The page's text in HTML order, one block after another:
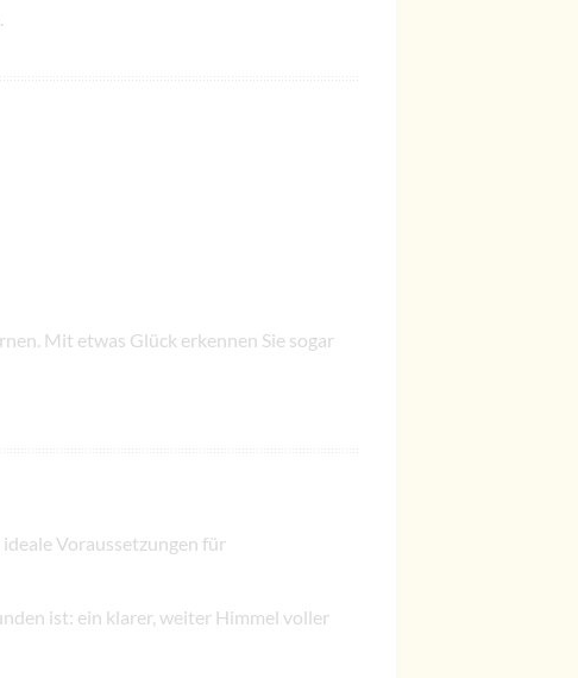
Mit etwas Glück erkennen Sie sogar
Voraussetzungen für
ist: ein klarer, weiter Himmel voller